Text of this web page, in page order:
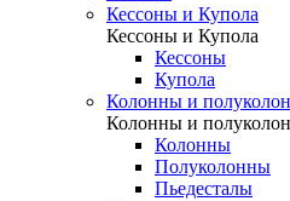
Кессоны и Купола
Кессоны и Купола
Кессоны
Купола
Колонны и
Колонны и
Колонны
Полуколонны
Пьедесталы